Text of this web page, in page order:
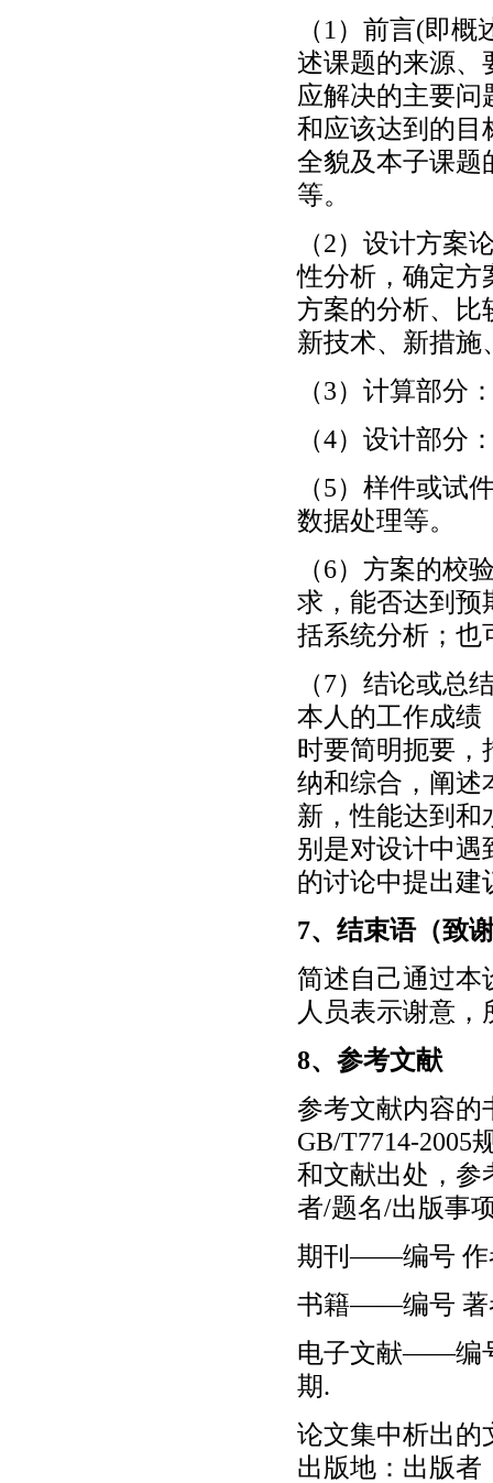
（1）前言(即
述课题的来源、
应解决的主要
和应该达到的目
全貌及本子课题
等。
（2）设计方案
性分析，确定方
方案的分析、比
新技术、新措施
（3）计算部分
（4）设计部分
（5）样件或试
数据处理等。
（6）方案的校
求，能否达到预
括系统分析；也
（7）结论或总
本人的工作成绩
时要简明扼要，
纳和综合，阐述
新，性能达到和
别是对设计中遇
的讨论中提出建
7、结束语（致
简述自己通过本
人员表示谢意
8、参考文献
参考文献内容的
GB/T7714-2005
和文献出处，参
者/题名/出版事
期刊——编号 作
书籍——编号 著
电子文献——编
期.
论文集中析出
出版地：出版者